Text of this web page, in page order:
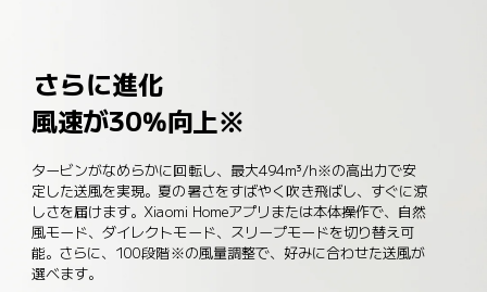
さらに進化
風速が30%向上※
タービンがなめらかに回転し、最大494m³/h※の高出力で安
定した送風を実現。夏の暑さをすばやく吹き飛ばし、すぐに涼
しさを届けます。Xiaomi Homeアプリまたは本体操作で、自然
風モード、ダイレクトモード、スリープモードを切り替え可
能。さらに、100段階※の風量調整で、好みに合わせた送風が
選べます。